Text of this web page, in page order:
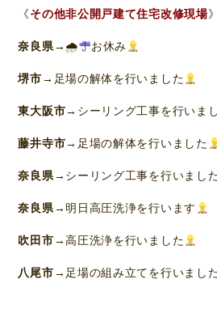
《その他非公開戸建て住宅改修現場》
奈良県→🌧 お休み
堺市→足場の解体を行いました
東大阪市→シーリング工事を行いま
藤井寺市→足場の解体を行いました
奈良県→シーリング工事を行いまし
奈良県→明日高圧洗浄を行います
吹田市→高圧洗浄を行いました
八尾市→足場の組み立てを行いまし